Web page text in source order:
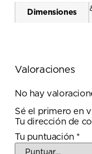
Dimensiones
Valoraciones
No hay
Sé el primero en
Tu dirección de
Tu puntuación *